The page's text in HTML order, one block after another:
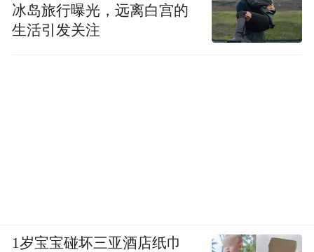
冰岛旅行曝光，远离白宫的
生活引发关注
1岁宝宝碰坏三亚酒店纸巾